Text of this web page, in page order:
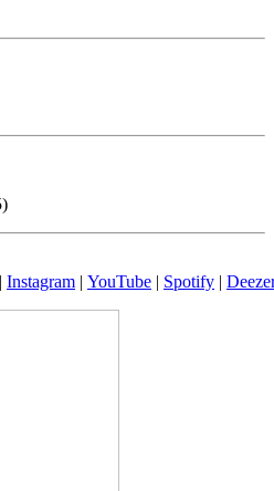
| Instagram | YouTube | Spotify |